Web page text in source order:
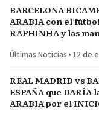
BARCELONA
ARABIA con el
RAPHINHA y las
Últimas Noticias • 12 de
REAL MADRID vs
ESPAÑA que DARÍA
ARABIA por el